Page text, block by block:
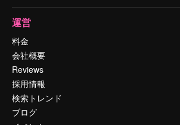
運営
料金
会社概要
Reviews
採用情報
検索トレンド
ブログ